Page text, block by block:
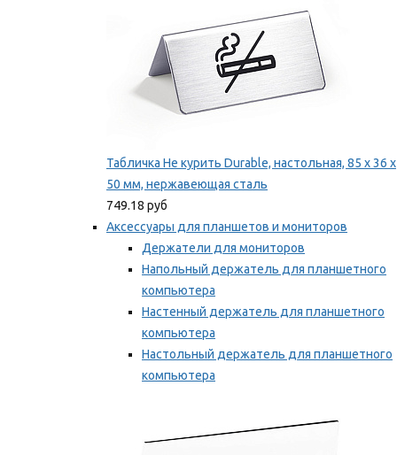
Табличка Не курить Durable, настольная, 85 x 36 x
50 мм, нержавеющая сталь
749.18 руб
Аксессуары для планшетов и мониторов
Держатели для мониторов
Напольный держатель для планшетного
компьютера
Настенный держатель для планшетного
компьютера
Настольный держатель для планшетного
компьютера